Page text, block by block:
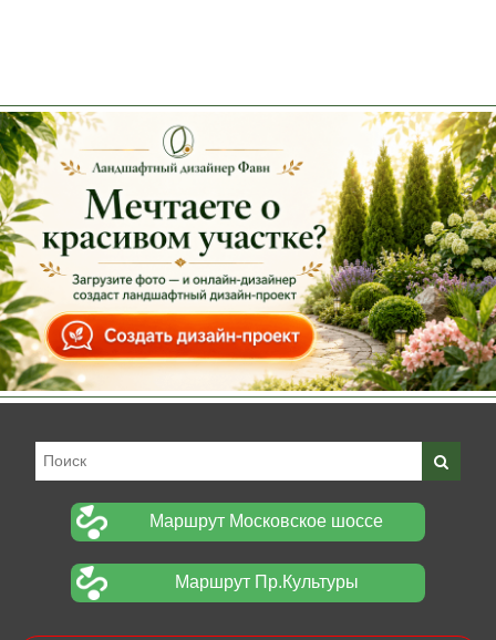
Маршрут Московское шоссе
Маршрут Пр.Культуры